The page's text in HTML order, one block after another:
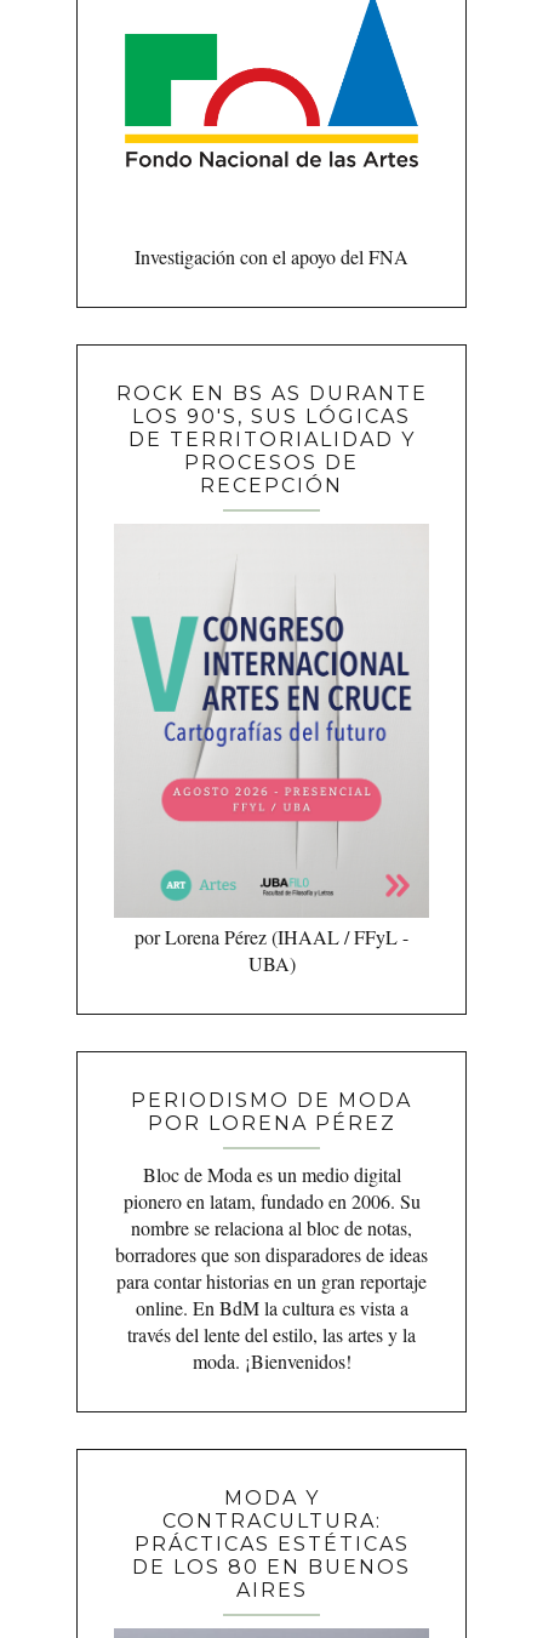
Investigación con el apoyo del FNA
ROCK EN BS AS DURANTE
LOS 90'S, SUS LÓGICAS
DE TERRITORIALIDAD Y
PROCESOS DE
RECEPCIÓN
por Lorena Pérez (IHAAL / FFyL -
UBA)
PERIODISMO DE MODA
POR LORENA PÉREZ
Bloc de Moda es un medio digital
pionero en latam, fundado en 2006. Su
nombre se relaciona al bloc de notas,
borradores que son disparadores de ideas
para contar historias en un gran reportaje
online. En BdM la cultura es vista a
través del lente del estilo, las artes y la
moda. ¡Bienvenidos!
MODA Y
CONTRACULTURA:
PRÁCTICAS ESTÉTICAS
DE LOS 80 EN BUENOS
AIRES